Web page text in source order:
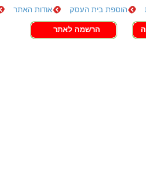
הוספת בית העסק אודות האתר
הרשמה לאתר